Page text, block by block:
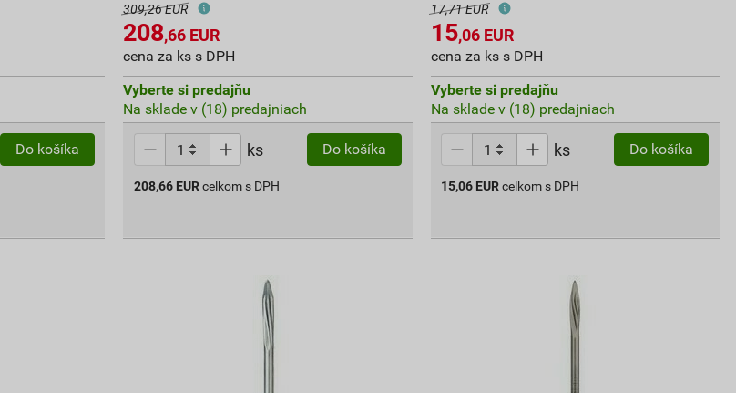
Do košíka
309,26 EUR
208,66 EUR
cena za ks s DPH
Vyberte si predajňu
Na sklade v (18) predajniach
ks Do košíka
208,66 EURcelkom s DPH
17,71 EUR
15,06EUR
cena za ks s DPH
Vyberte si predajňu
Na sklade v (18) predajniach
ks Do košíka
15,06 EUR celkom s DPH